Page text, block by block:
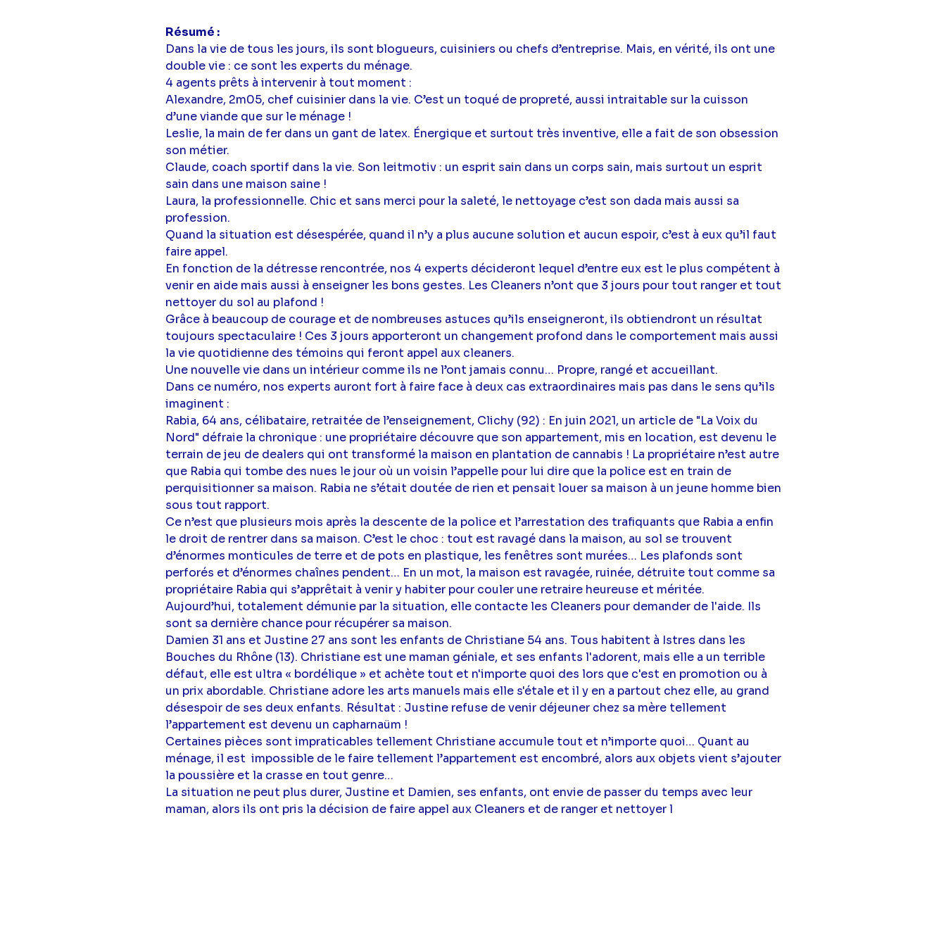
Résumé
Dans la vie de tous les jours, ils sont blogueurs, cuisiniers ou chefs d’entreprise. Mais, en vérité, ils ont une
double vie : ce sont les experts du ménage.
4 agents prêts à intervenir à tout moment :
Alexandre, 2m05, chef cuisinier dans la vie. C’est un toqué de propreté, aussi intraitable sur la cuisson
d’une viande que sur le ménage !
Leslie, la main de fer dans un gant de latex. Énergique et surtout très inventive, elle a fait de son obsession
son métier.
Claude, coach sportif dans la vie. Son leitmotiv : un esprit sain dans un corps sain, mais surtout un esprit
sain dans une maison saine !
Laura, la professionnelle. Chic et sans merci pour la saleté, le nettoyage c’est son dada mais aussi sa
profession.
Quand la situation est désespérée, quand il n’y a plus aucune solution et aucun espoir, c’est à eux qu’il faut
faire appel.
En fonction de la détresse rencontrée, nos 4 experts décideront lequel d’entre eux est le plus compétent à
venir en aide mais aussi à enseigner les bons gestes. Les Cleaners n’ont que 3 jours pour tout ranger et tout
nettoyer du sol au plafond !
Grâce à beaucoup de courage et de nombreuses astuces qu’ils enseigneront, ils obtiendront un résultat
toujours spectaculaire ! Ces 3 jours apporteront un changement profond dans le comportement mais aussi
la vie quotidienne des témoins qui feront appel aux cleaners.
Une nouvelle vie dans un intérieur comme ils ne l’ont jamais connu… Propre, rangé et accueillant.
Dans ce numéro, nos experts auront fort à faire face à deux cas extraordinaires mais pas dans le sens qu’ils
imaginent :
Rabia, 64 ans, célibataire, retraitée de l’enseignement, Clichy (92) : En juin 2021, un article de "La Voix du
Nord" défraie la chronique : une propriétaire découvre que son appartement, mis en location, est devenu le
terrain de jeu de dealers qui ont transformé la maison en plantation de cannabis ! La propriétaire n’est autre
que Rabia qui tombe des nues le jour où un voisin l’appelle pour lui dire que la police est en train de
perquisitionner sa maison. Rabia ne s’était doutée de rien et pensait louer sa maison à un jeune homme bien
sous tout rapport.
Ce n’est que plusieurs mois après la descente de la police et l’arrestation des trafiquants que Rabia a enfin
le droit de rentrer dans sa maison. C’est le choc : tout est ravagé dans la maison, au sol se trouvent
d’énormes monticules de terre et de pots en plastique, les fenêtres sont murées… Les plafonds sont
perforés et d’énormes chaînes pendent… En un mot, la maison est ravagée, ruinée, détruite tout comme sa
propriétaire Rabia qui s’apprêtait à venir y habiter pour couler une retraire heureuse et méritée.
Aujourd’hui, totalement démunie par la situation, elle contacte les Cleaners pour demander de l'aide. Ils
sont sa dernière chance pour récupérer sa maison.
Damien 31 ans et Justine 27 ans sont les enfants de Christiane 54 ans. Tous habitent à Istres dans les
Bouches du Rhône (13). Christiane est une maman géniale, et ses enfants l'adorent, mais elle a un terrible
défaut, elle est ultra « bordélique » et achète tout et n'importe quoi des lors que c'est en promotion ou à
un prix abordable. Christiane adore les arts manuels mais elle s'étale et il y en a partout chez elle, au grand
désespoir de ses deux enfants. Résultat : Justine refuse de venir déjeuner chez sa mère tellement
l’appartement est devenu un capharnaüm !
Certaines pièces sont impraticables tellement Christiane accumule tout et n’importe quoi… Quant au
ménage, il est impossible de le faire tellement l’appartement est encombré, alors aux objets vient s’ajouter
la poussière et la crasse en tout genre…
La situation ne peut plus durer, Justine et Damien, ses enfants, ont envie de passer du temps avec leur
maman, alors ils ont pris la décision de faire appel aux Cleaners et de ranger et nettoyer l